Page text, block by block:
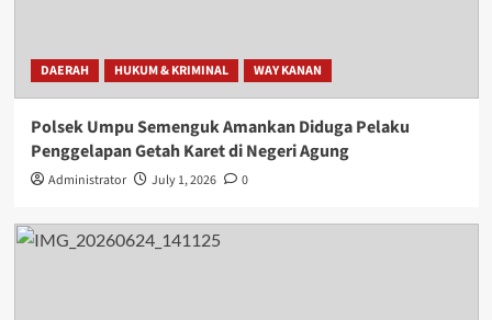
DAERAH HUKUM & KRIMINAL WAY KANAN
Polsek Umpu Semenguk Amankan Diduga Pelaku
Penggelapan Getah Karet di Negeri Agung
Administrator July 1, 2026 0